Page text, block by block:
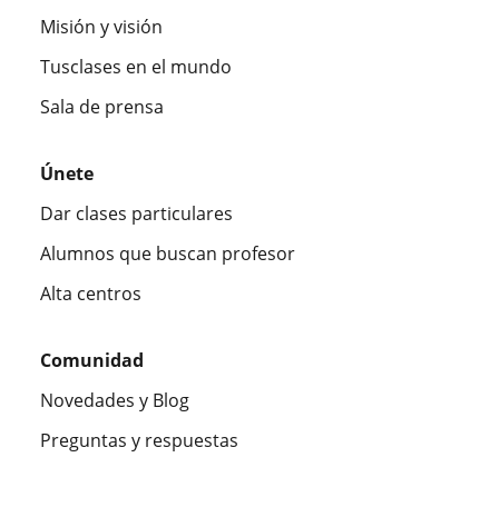
Misión y visión
Tusclases en el mundo
Sala de prensa
Únete
Dar clases particulares
Alumnos que buscan profesor
Alta centros
Comunidad
Novedades y Blog
Preguntas y respuestas